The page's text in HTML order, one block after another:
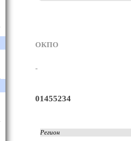
ОКПО
-
01455234
Регион